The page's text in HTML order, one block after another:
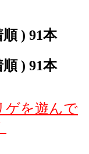
) 91本
) 91本
ゲを遊んで